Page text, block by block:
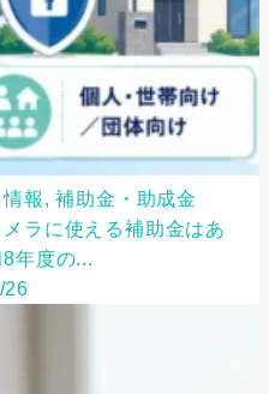
報, 補助金・助成金
ラに使える補助金はあ
年度の...
26